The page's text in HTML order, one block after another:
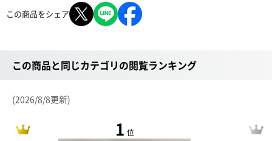
この商品をシェア
この商品と同じカテゴリの閲覧ランキング
(2026/8/8更新)
1 位